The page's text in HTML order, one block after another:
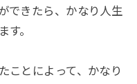
できたら、かなり人生
す。
ことによって、かなり